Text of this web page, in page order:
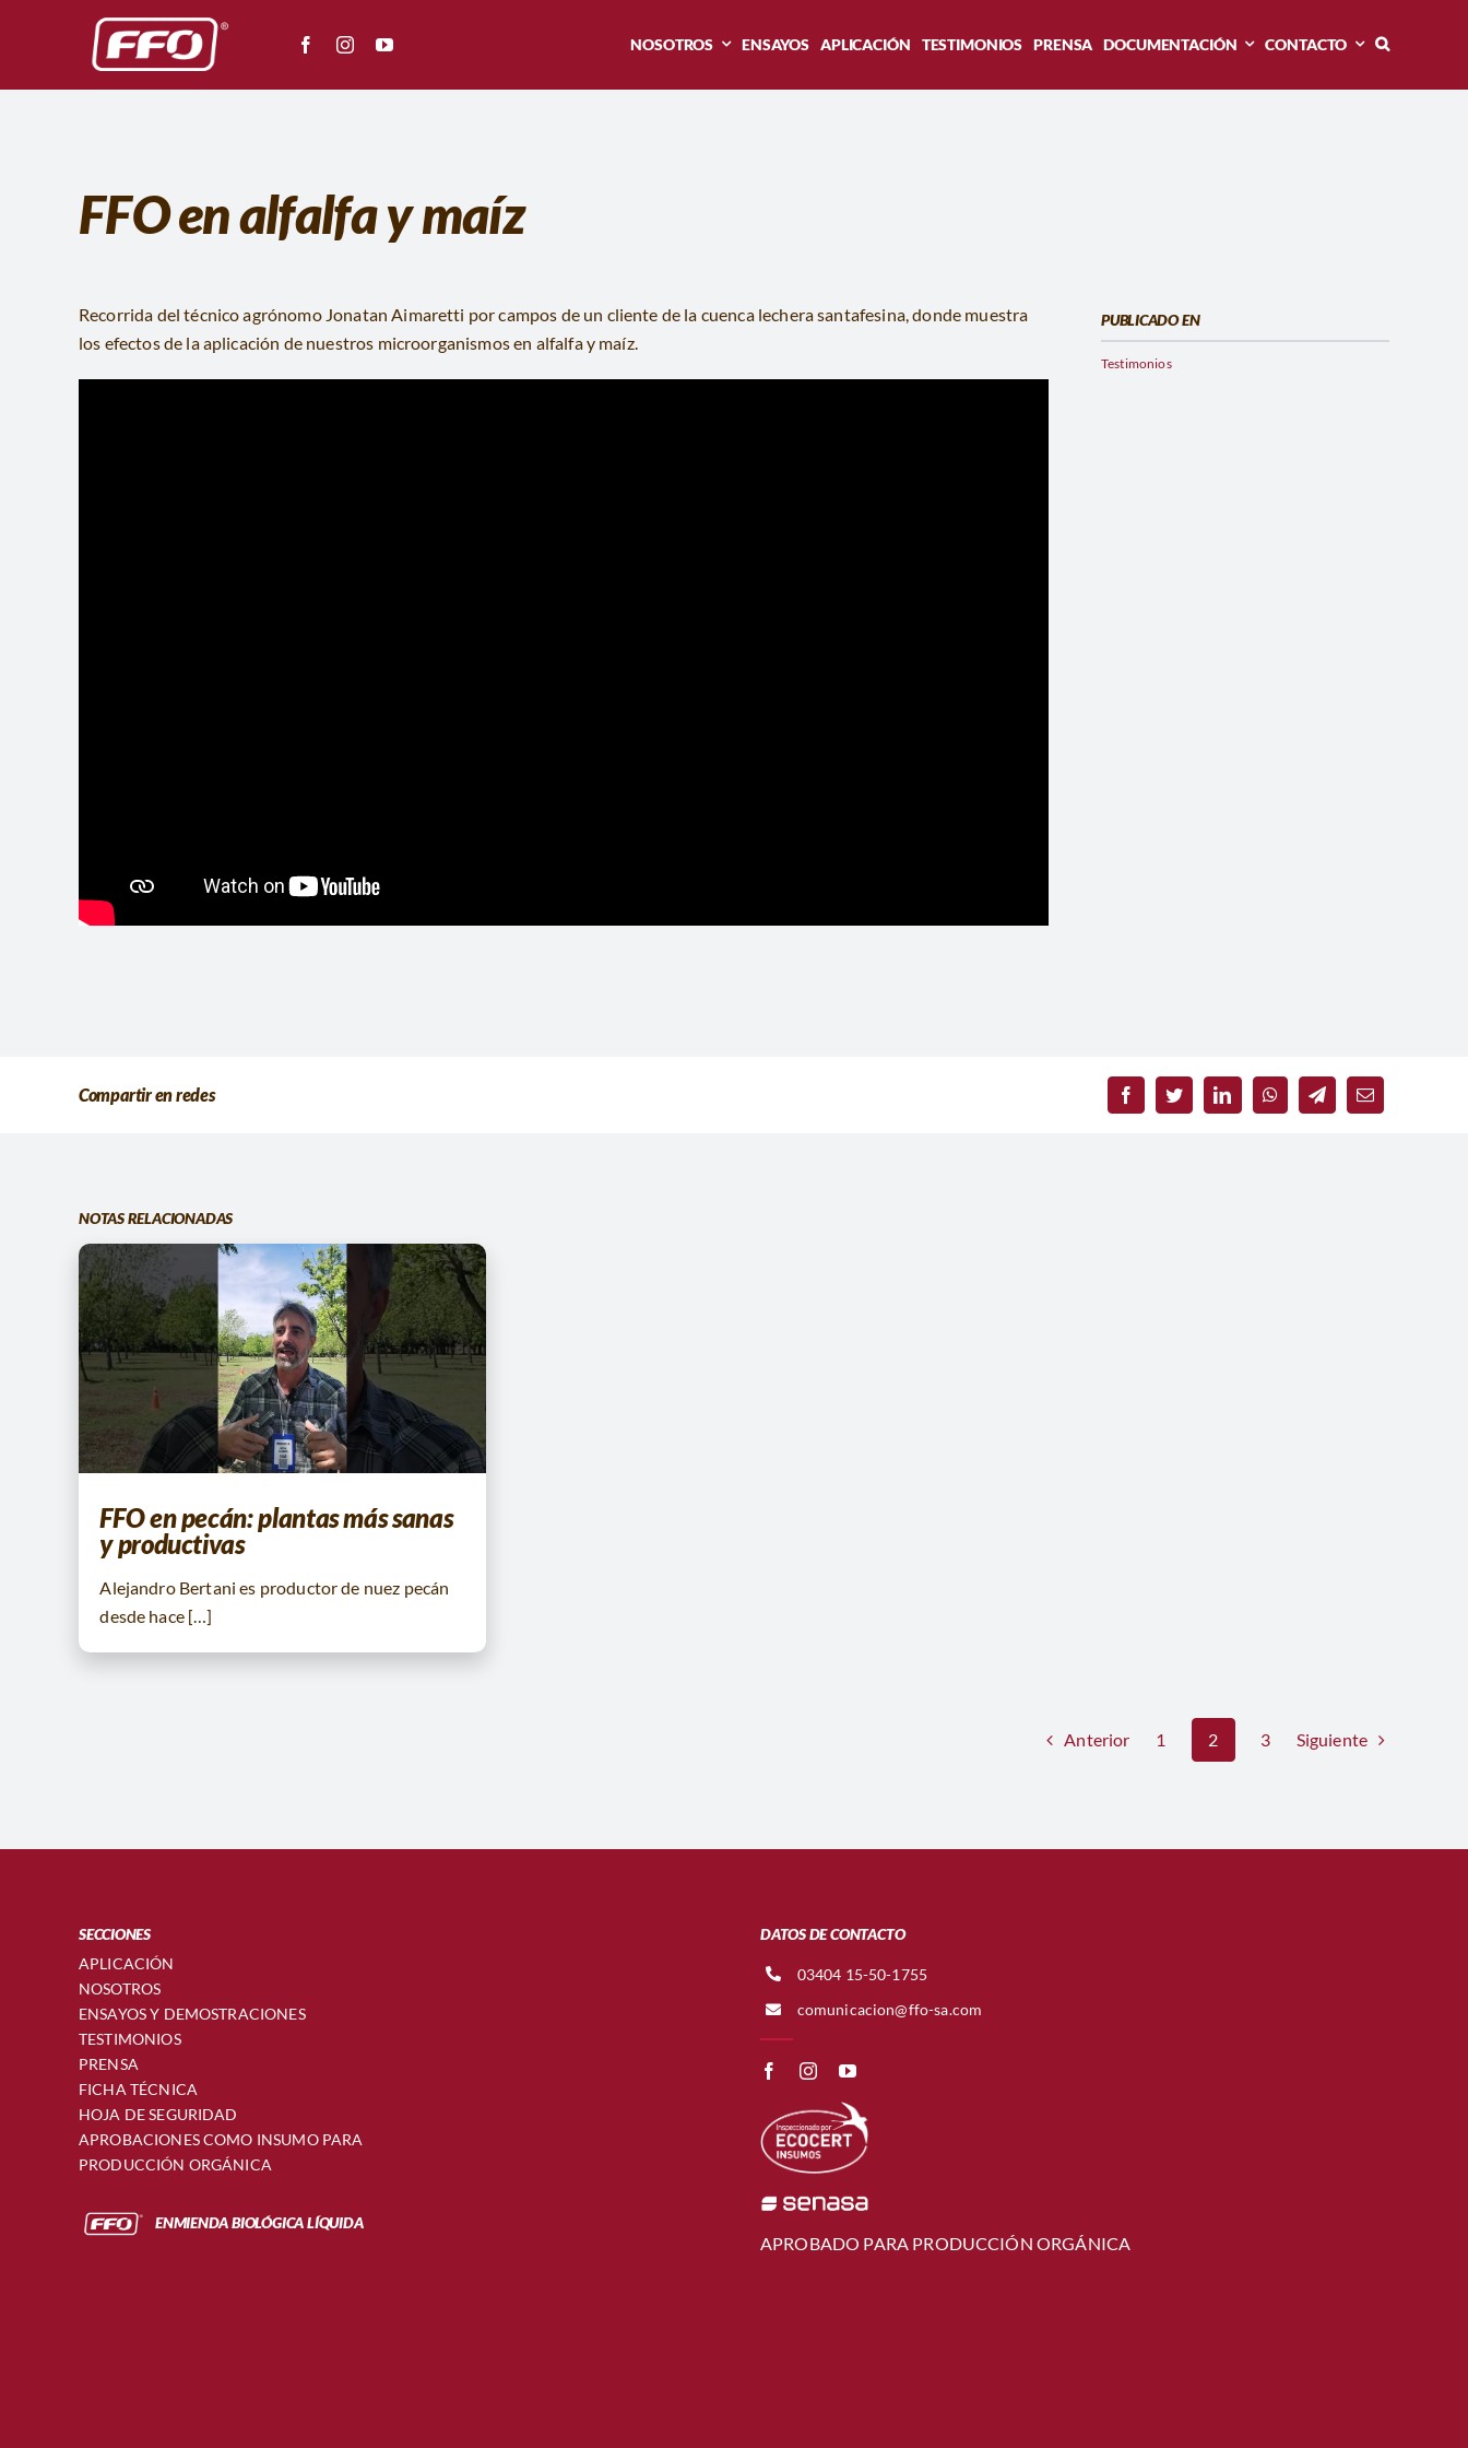
NOSOTROS ENSAYOS APLICACIÓN TESTIMONIOS PRENSA DOCUMENTACIÓN CONTACTO
FFO en alfalfa y maíz
Recorrida del técnico agrónomo Jonatan Aimaretti por campos de un cliente de la cuenca lechera santafesina, donde muestra
los efectos de la aplicación de nuestros microorganismos en alfalfa y maíz.
PUBLICADO EN
Testimonios
Compartir en redes
NOTAS RELACIONADAS
FFO en pecán: plantas más sanas
y productivas
Alejandro Bertani es productor de nuez pecán
desde hace […]
Anterior 1 2 3 Siguiente
SECCIONES
APLICACIÓN
NOSOTROS
ENSAYOS Y DEMOSTRACIONES
TESTIMONIOS
PRENSA
FICHA TÉCNICA
HOJA DE SEGURIDAD
APROBACIONES COMO INSUMO PARA
PRODUCCIÓN ORGÁNICA
ENMIENDA BIOLÓGICA LÍQUIDA
DATOS DE CONTACTO
03404 15-50-1755
comunicacion@ffo-sa.com
APROBADO PARA PRODUCCIÓN ORGÁNICA